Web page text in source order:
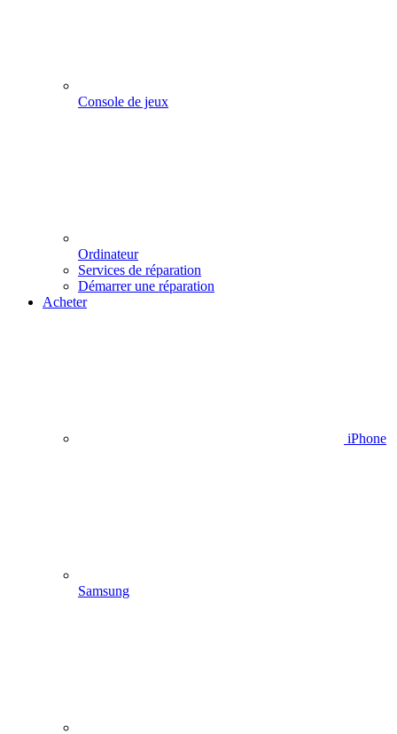
Console de jeux
Ordinateur
Services de réparation
Démarrer une réparation
Acheter
iPhone
Samsung